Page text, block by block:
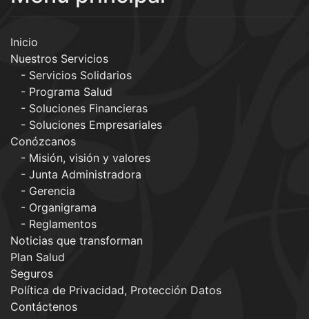
Inicio
Nuestros Servicios
Servicios Solidarios
Programa Salud
Soluciones Financieras
Soluciones Empresariales
Conózcanos
Misión, visión y valores
Junta Administradora
Gerencia
Organigrama
Reglamentos
Noticias que transforman
Plan Salud
Seguros
Política de Privacidad, Protección Datos
Contáctenos